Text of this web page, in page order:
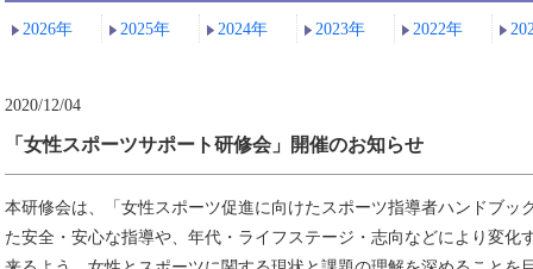
2026年 2025年 2024年 2023年 2022年
2020/12/04
「女性スポーツサポート研修会」開催のお知らせ
本研修会は、「女性スポーツ促進に向けたスポーツ指導者ハンドブッ
た安全・安心な指導や、年代・ライフステージ・志向などにより変